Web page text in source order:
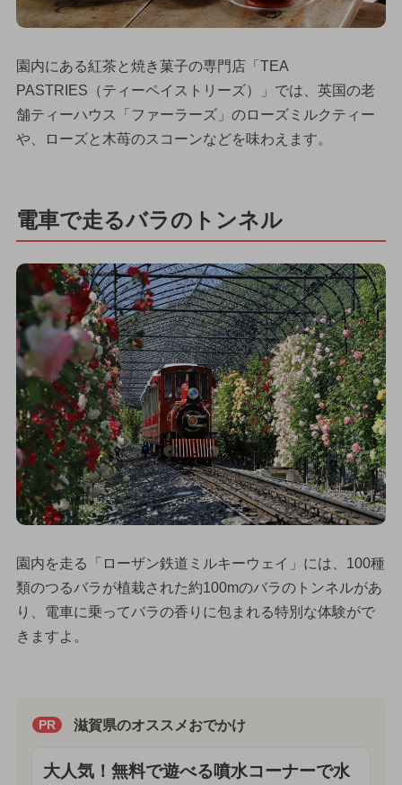
園内にある紅茶と焼き菓子の専門店「TEA
PASTRIES（ティーペイストリーズ）」では、英国の老
舗ティーハウス「ファーラーズ」のローズミルクティー
や、ローズと木苺のスコーンなどを味わえます。
電車で走るバラのトンネル
園内を走る「ローザン鉄道ミルキーウェイ」には、100種
類のつるバラが植栽された約100mのバラのトンネルがあ
り、電車に乗ってバラの香りに包まれる特別な体験がで
きますよ。
PR 滋賀県のオススメおでかけ
大人気！無料で遊べる噴水コーナーで水